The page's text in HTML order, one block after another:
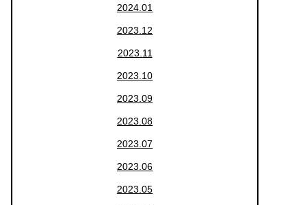
2024.01
2023.12
2023.11
2023.10
2023.09
2023.08
2023.07
2023.06
2023.05